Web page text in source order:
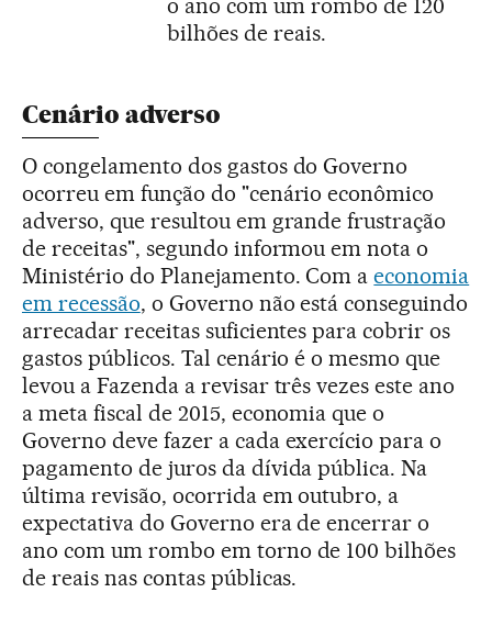
o ano com um rombo de 120
bilhões de reais.
Cenário adverso
O congelamento dos gastos do Governo
ocorreu em função do "cenário econômico
adverso, que resultou em grande frustração
de receitas", segundo informou em nota o
Ministério do Planejamento. Com aeconomia
em recessão, o Governo não está conseguindo
arrecadar receitas suficientes para cobrir os
gastos públicos. Tal cenário é o mesmo que
levou a Fazenda a revisar três vezes este ano
a meta fiscal de 2015, economia que o
Governo deve fazer a cada exercício para o
pagamento de juros da dívida pública. Na
última revisão, ocorrida em outubro, a
expectativa do Governo era de encerrar o
ano com um rombo em torno de 100 bilhões
de reais nas contas públicas.